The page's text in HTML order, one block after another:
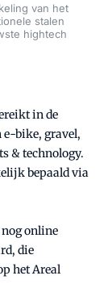
van het
stalen
hightech
in de
e-bike, gravel,
& technology.
bepaald via
online
die
het Areal